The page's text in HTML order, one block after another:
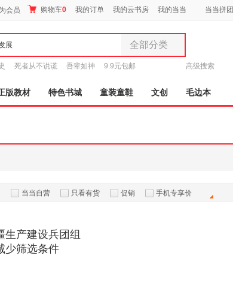
会员 购物车0 我的订单 我的云书房 我的当当 当当拼团
全部分类
全部分类
图书
电子书
孕婴服饰
死者从不说谎 吾辈如神 9.9元包邮 高级搜索
版教材 特色书城 童装童鞋 文创 毛边本
当当自营 只看有货 促销 手机专享价
生产建设兵团组
少筛选条件